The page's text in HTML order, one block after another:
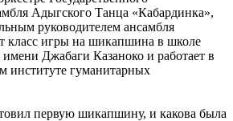
Адыгского Танца «Кабардинка»,
руководителем ансамбля
класс игры на шикапшина в школе
имени Джабаги Казаноко и работает в
институте гуманитарных
первую шикапшину, и какова была